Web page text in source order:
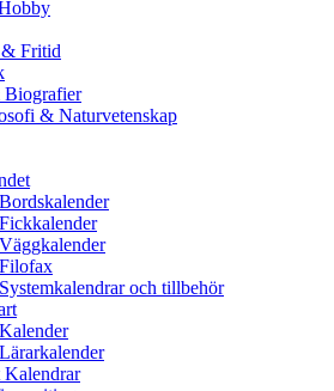
& Fritid
Biografier
& Naturvetenskap
Bordskalender
Fickkalender
Väggkalender
Filofax
Systemkalendrar och tillbehör
Kalender
Lärarkalender